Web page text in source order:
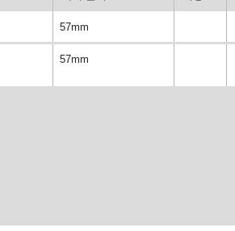
57mm
57mm